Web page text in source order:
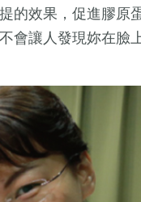
的效果，促進膠原
會讓人發現妳在臉